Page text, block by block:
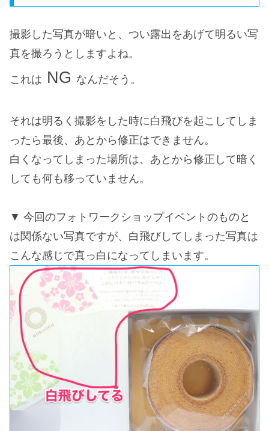
撮影した写真が暗いと、つい露出をあげて明るい写
真を撮ろうとしますよね。
これは NG なんだそう。
それは明るく撮影をした時に白飛びを起こしてしま
ったら最後、あとから修正はできません。
白くなってしまった場所は、あとから修正して暗く
しても何も移っていません。
今回のフォトワークショップイベントのものと
は関係ない写真ですが、白飛びしてしまった写真は
こんな感じで真っ白になってしまいます。